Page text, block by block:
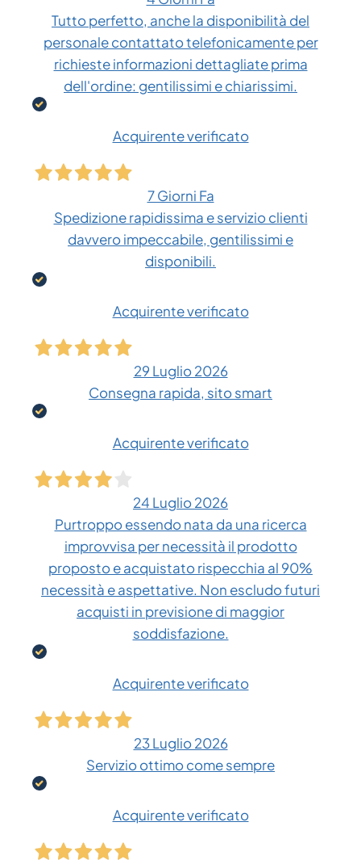
Tutto perfetto, anche la disponibilità del
personale contattato telefonicamente per
richieste informazioni dettagliate prima
dell'ordine: gentilissimi e chiarissimi.
Acquirente verificato
7 Giorni Fa
Spedizione rapidissima e servizio clienti
davvero impeccabile, gentilissimi e
disponibili.
Acquirente verificato
29 Luglio 2026
Consegna rapida, sito smart
Acquirente verificato
24 Luglio 2026
Purtroppo essendo nata da una ricerca
improvvisa per necessità il prodotto
proposto e acquistato rispecchia al 90%
necessità e aspettative. Non escludo futuri
acquisti in previsione di maggior
soddisfazione.
Acquirente verificato
23 Luglio 2026
Servizio ottimo come sempre
Acquirente verificato